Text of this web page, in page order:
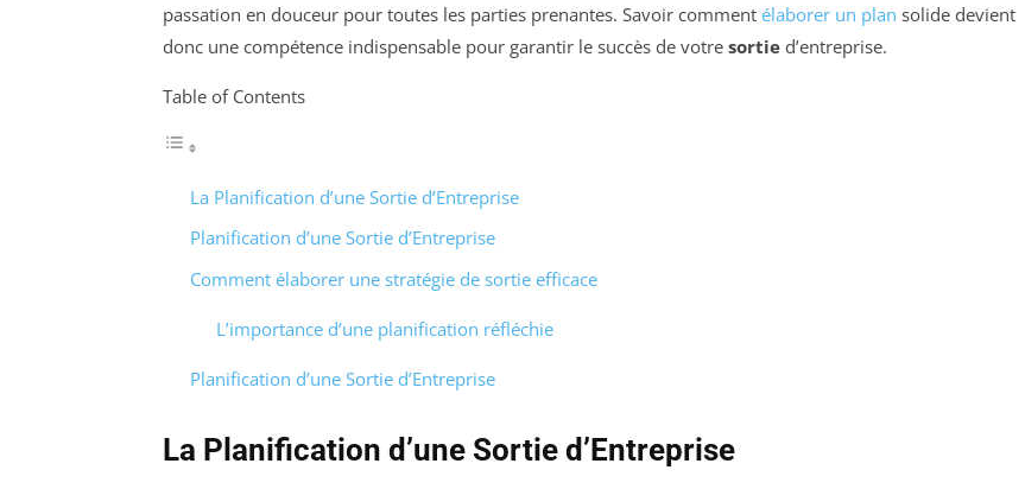
passation en douceur pour toutes les parties prenantes. Savoir comment élaborer un plan solide devient
donc une compétence indispensable pour garantir le succès de votre sortie d’entreprise.
Table of Contents
La Planification d’une Sortie d’Entreprise
Planification d’une Sortie d’Entreprise
Comment élaborer une stratégie de sortie efficace
L’importance d’une planification réfléchie
Planification d’une Sortie d’Entreprise
La Planification d’une Sortie d’Entreprise